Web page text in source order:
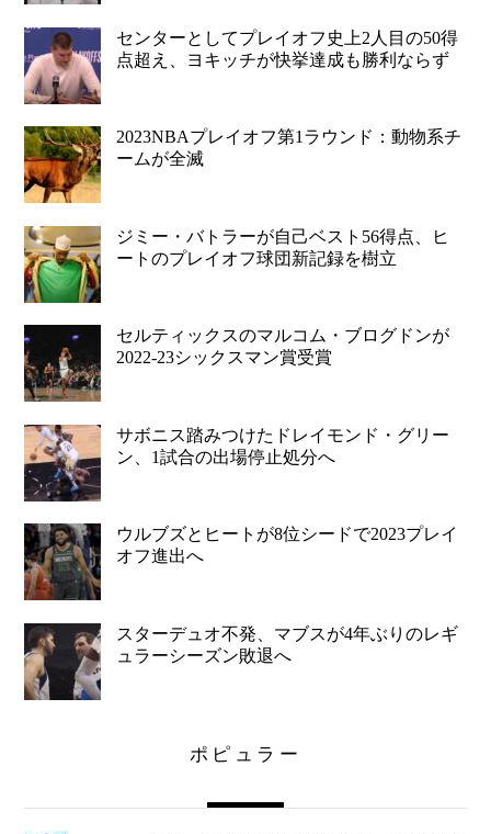
センターとしてプレイオフ史上2人目の50得
点超え、ヨキッチが快挙達成も勝利ならず
2023NBAプレイオフ第1ラウンド：動物系チ
ームが全滅
ジミー・バトラーが自己ベスト56得点、ヒ
ートのプレイオフ球団新記録を樹立
セルティックスのマルコム・ブログドンが
2022-23シックスマン賞受賞
サボニス踏みつけたドレイモンド・グリー
ン、1試合の出場停止処分へ
ウルブズとヒートが8位シードで2023プレイ
オフ進出へ
スターデュオ不発、マブスが4年ぶりのレギ
ュラーシーズン敗退へ
ポピュラー